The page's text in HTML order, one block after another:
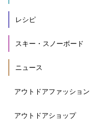
レシピ
スキー・スノーボード
ニュース
アウトドアファッション
アウトドアショップ